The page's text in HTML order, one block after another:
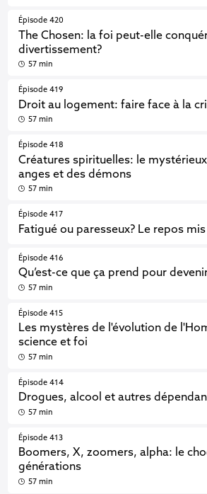
Épisode 420
The Chosen: la foi peut-elle
divertissement?
57 min
Épisode 419
Droit au logement: faire face à la
57 min
Épisode 418
Créatures spirituelles: le
anges et des démons
57 min
Épisode 417
Fatigué ou paresseux? Le repos mis
Épisode 416
Qu’est-ce que ça prend pour
57 min
Épisode 415
Les mystères de l'évolution de
science et foi
57 min
Épisode 414
Drogues, alcool et autres
57 min
Épisode 413
Boomers, X, zoomers, alpha: le
générations
57 min